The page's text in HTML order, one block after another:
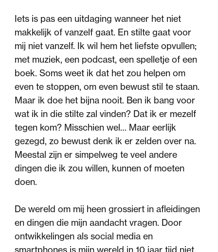
Iets is pas een uitdaging wanneer het niet
makkelijk of vanzelf gaat. En stilte gaat voor
mij niet vanzelf. Ik wil hem het liefste opvullen;
met muziek, een podcast, een spelletje of een
boek. Soms weet ik dat het zou helpen om
even te stoppen, om even bewust stil te staan.
Maar ik doe het bijna nooit. Ben ik bang voor
wat ik in die stilte zal vinden? Dat ik er mezelf
tegen kom? Misschien wel… Maar eerlijk
gezegd, zo bewust denk ik er zelden over na.
Meestal zijn er simpelweg te veel andere
dingen die ik zou willen, kunnen of moeten
doen.
De wereld om mij heen grossiert in afleidingen
en dingen die mijn aandacht vragen. Door
ontwikkelingen als social media en